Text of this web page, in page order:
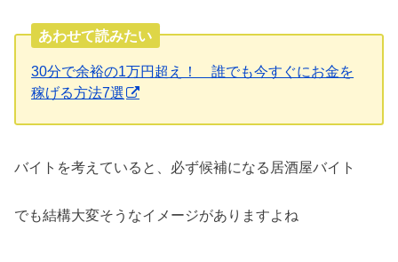
あわせて読みたい
30分で余裕の1万円超え！ 誰でも今すぐにお金を
稼げる方法7選
バイトを考えていると、必ず候補になる居酒屋バイト
でも結構大変そうなイメージがありますよね